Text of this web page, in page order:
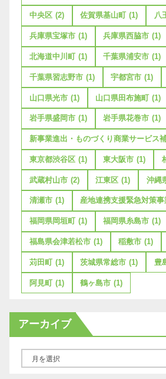
中央区 (2) 佐賀県基山町 (1) 八
兵庫県宝塚市 (1) 兵庫県西脇市 (1)
北海道中川町 (1) 千葉県浦安市 (1)
千葉県習志野市 (1) 宇都宮市 (1)
山口県光市 (1) 山口県田布施町 (1)
岩手県盛岡市 (1) 岩手県花巻市 (1)
新事業進出・ものづくり商業サービス
東京都渋谷区 (1) 東大阪市 (1)
武蔵村山市 (2) 江東区 (1) 沖縄
清瀬市 (1) 産地連携支援緊急対策事
福岡県岡垣町 (1) 福岡県糸島市 (1)
福島県会津若松市 (1) 稲敷市 (1)
苅田町 (1) 茨城県常総市 (1) 豊
阿見町 (1) 鶴ヶ島市 (1)
アーカイブ